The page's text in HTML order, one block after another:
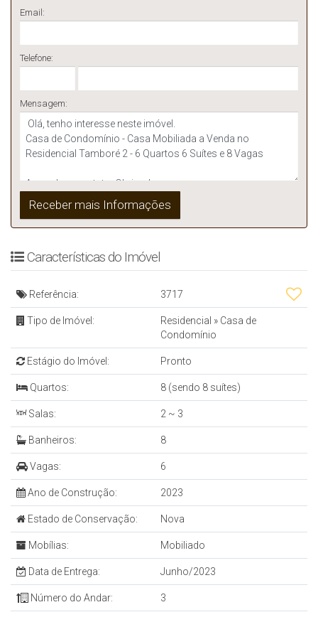
Email:
Telefone:
Mensagem:
Características do Imóvel
Referência: 3717
Tipo de Imóvel: Residencial » Casa de
Condomínio
Estágio do Imóvel: Pronto
Quartos: 8 (sendo 8 suítes)
Salas: 2 ~ 3
Banheiros: 8
Vagas: 6
Ano de Construção: 2023
Estado de Conservação: Nova
Mobílias: Mobiliado
Data de Entrega: Junho/2023
Número do Andar: 3